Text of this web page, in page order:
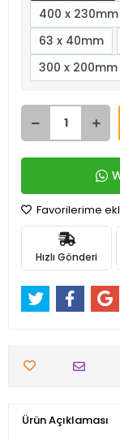
400 x 230mm
63 x 40mm
300 x 200mm
Favorilerime
Hızlı Gönderi
Ürün Açıklaması